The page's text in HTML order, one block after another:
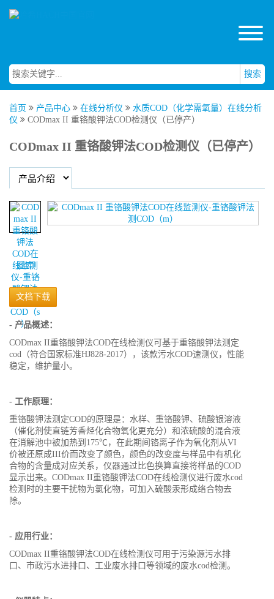
搜索
首页 产品中心 在线分析仪
水质COD（化学需氧量）在线分析
仪
CODmax II 重铬酸钾法COD检测仪（已停产）
CODmax II 重铬酸钾法COD检测仪（已停产）
图库
文档下载
- 产品概述：
CODmax II重铬酸钾法COD在线检测仪可基于重铬酸钾法测定
cod（符合国家标准HJ828-2017），该款污水COD速测仪，性能
稳定，维护量小。
- 工作原理：
重铬酸钾法测定COD的原理是：水样、重铬酸钾、硫酸银溶液
（催化剂使直链芳香烃化合物氧化更充分）和浓硫酸的混合液
在消解池中被加热到175℃，在此期间铬离子作为氧化剂从VI
价被还原成III价而改变了颜色，颜色的改变度与样品中有机化
合物的含量成对应关系，仪器通过比色换算直接将样品的COD
显示出来。CODmax II重铬酸钾法COD在线检测仪进行废水cod
检测时的主要干扰物为氯化物，可加入硫酸汞形成络合物去
除。
- 应用行业：
CODmax II重铬酸钾法COD在线检测仪可用于污染源污水排
口、市政污水进排口、工业废水排口等领域的废水cod检测。